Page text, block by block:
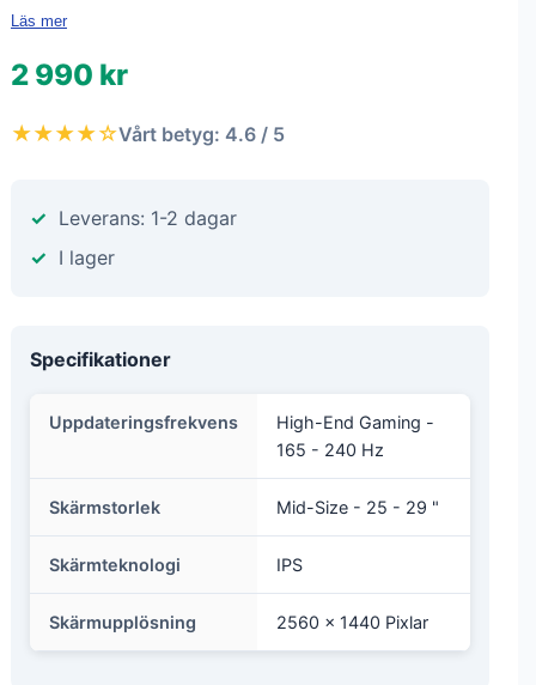
Läs mer
2 990 kr
★★★★☆Vårt betyg: 4.6 / 5
Leverans: 1-2 dagar
I lager
Specifikationer
Uppdateringsfrekvens
High-End Gaming -
165 - 240 Hz
Skärmstorlek Mid-Size - 25 - 29 "
Skärmteknologi IPS
Skärmupplösning 2560 x 1440 Pixlar